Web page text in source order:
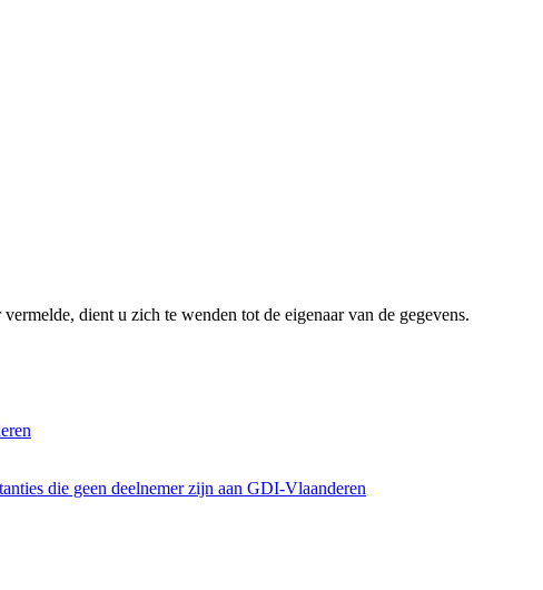
dient u zich te wenden tot de eigenaar van de gegevens.
die geen deelnemer zijn aan GDI-Vlaanderen